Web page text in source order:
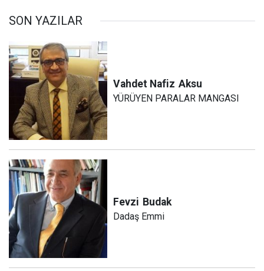
SON YAZILAR
Vahdet Nafiz Aksu
YÜRÜYEN PARALAR MANGASI
Fevzi Budak
Dadaş Emmi